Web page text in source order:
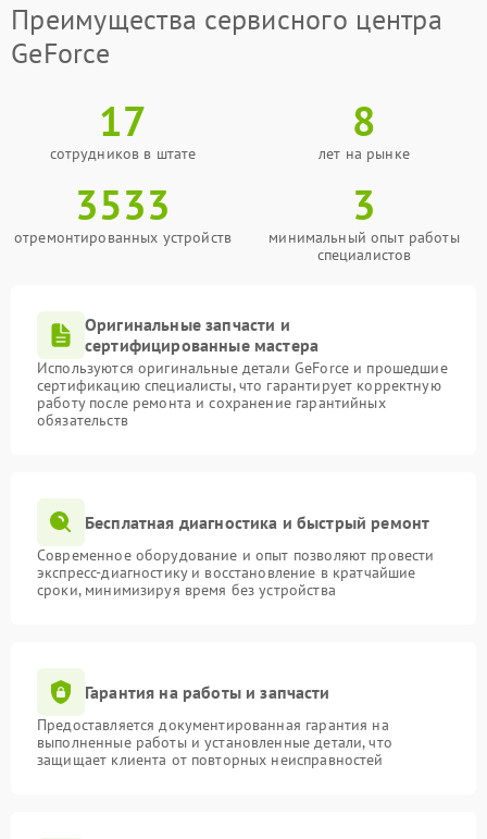
Преимущества сервисного центра
GeForce
17
сотрудников в штате
8
лет на рынке
3533
отремонтированных устройств
3
минимальный опыт работы
специалистов
Оригинальные запчасти и
сертифицированные мастера
Используются оригинальные детали GeForce и прошедшие
сертификацию специалисты, что гарантирует корректную
работу после ремонта и сохранение гарантийных
обязательств
Бесплатная диагностика и быстрый ремонт
Современное оборудование и опыт позволяют провести
экспресс-диагностику и восстановление в кратчайшие
сроки, минимизируя время без устройства
Гарантия на работы и запчасти
Предоставляется документированная гарантия на
выполненные работы и установленные детали, что
защищает клиента от повторных неисправностей